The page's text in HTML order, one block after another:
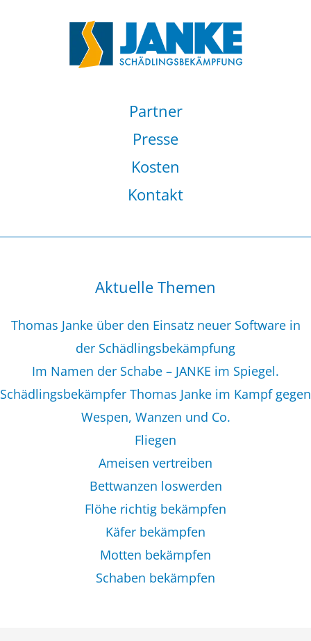
Partner
Presse
Kosten
Kontakt
Aktuelle Themen
Thomas Janke über den Einsatz neuer Software in
der Schädlingsbekämpfung
Im Namen der Schabe – JANKE im Spiegel.
Schädlingsbekämpfer Thomas Janke im Kampf gegen
Wespen, Wanzen und Co.
Fliegen
Ameisen vertreiben
Bettwanzen loswerden
Flöhe richtig bekämpfen
Käfer bekämpfen
Motten bekämpfen
Schaben bekämpfen